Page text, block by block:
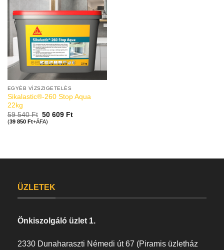
EGYÉB VÍZSZIGETELÉS
Sikalastic®-260 Stop Aqua
22kg
59 540Ft 50 609 Ft
(39 850 Ft+ÁFA)
ÜZLETEK
Önkiszolgáló üzlet 1.
2330 Dunaharaszti Némedi út 67 (Piramis üzletház